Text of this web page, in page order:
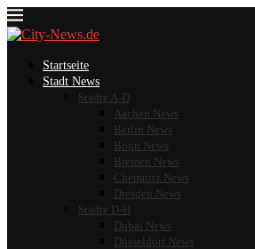
Startseite
Stadt News
Städte A-D
Aachen News
Berlin News
Bonn News
Bremen News
Chemnitz News
Dresden News
Städte D-H
Dubai News
Düsseldorf News